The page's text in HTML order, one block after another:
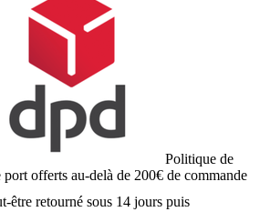
Politique de
offerts au-delà de 200€ de commande
être retourné sous 14 jours puis